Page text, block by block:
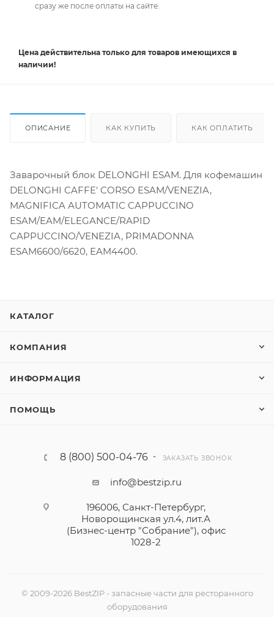
сразу же после оплаты на сайте.
Цена действительна только для товаров имеющихся в
наличии!
ОПИСАНИЕ КАК КУПИТЬ КАК ОПЛАТИТЬ
Заварочный блок DELONGHI ESAM. Для кофемашин
DELONGHI CAFFE' CORSO ESAM/VENEZIA,
MAGNIFICA AUTOMATIC CAPPUCCINO
ESAM/EAM/ELEGANCE/RAPID
CAPPUCCINO/VENEZIA, PRIMADONNA
ESAM6600/6620, EAM4400.
КАТАЛОГ
КОМПАНИЯ
ИНФОРМАЦИЯ
ПОМОЩЬ
8 (800) 500-04-76 ЗАКАЗАТЬ ЗВОНОК
info@bestzip.ru
196006, Санкт-Петербург,
Новорощинская ул.4, лит.А
(Бизнес-центр "Собрание"), офис
1028-2
© 2009-2026 BestZIP - запасные части для ресторанного
оборудования